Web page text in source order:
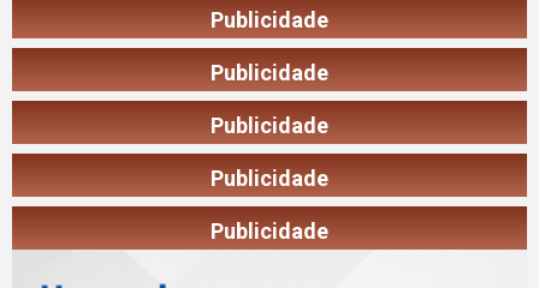
Publicidade
Publicidade
Publicidade
Publicidade
Publicidade